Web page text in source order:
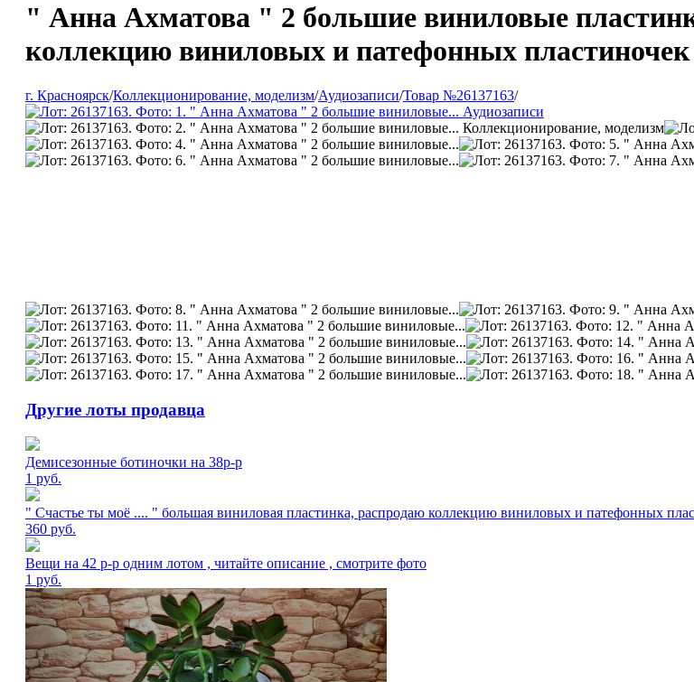
" Анна Ахматова " 2 большие виниловые
коллекцию виниловых и патефонных пластиночек
г. Красноярск/Коллекционирование, моделизм/Аудиозаписи/Товар №26137163/
Другие лоты продавца
Демисезонные ботиночки на 38р-р
1 руб.
" Счастье ты моё .... " большая виниловая пластинка, распродаю коллекцию виниловых и патефонных
360 руб.
Вещи на 42 р-р одним лотом , читайте описание , смотрите фото
1 руб.